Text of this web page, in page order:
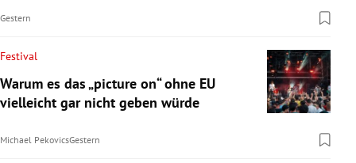
Gestern
Festival
Warum es das „picture on“ ohne EU
vielleicht gar nicht geben würde
Michael PekovicsGestern